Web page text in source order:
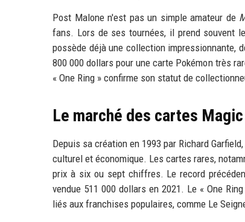
Post Malone n'est pas un simple amateur de
fans. Lors de ses tournées, il prend souvent
possède déjà une collection impressionnante,
800 000 dollars pour une carte Pokémon très
« One Ring » confirme son statut de
Le marché des cartes
Depuis sa création en 1993 par Richard Garfield,
culturel et économique. Les cartes rares,
prix à six ou sept chiffres. Le record
vendue 511 000 dollars en 2021. Le « One
liés aux franchises populaires, comme Le